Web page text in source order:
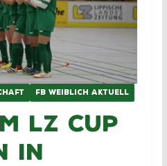
FB WEIBLICH AKTUELL
LZ Cup
in